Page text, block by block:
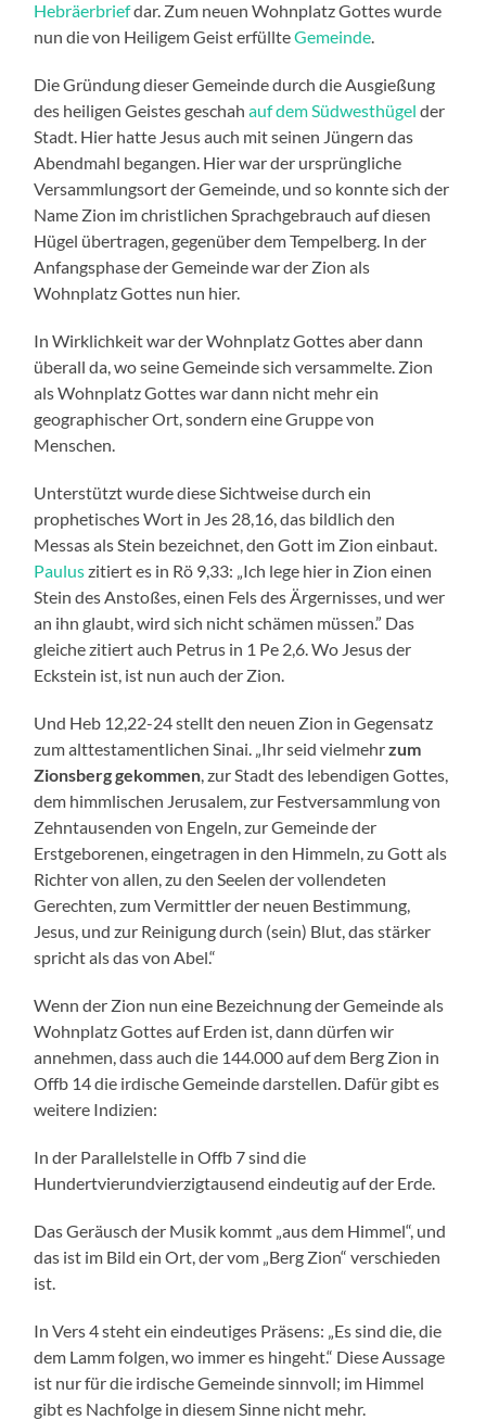
Hebräerbriefdar. Zum neuen Wohnplatz Gottes wurde
nun die von Heiligem Geist erfüllteGemeinde
Die Gründung dieser Gemeinde durch die Ausgießung
des heiligen Geistes geschahauf dem Südwesthügel der
Stadt. Hier hatte Jesus auch mit seinen Jüngern das
Abendmahl begangen. Hier war der ursprüngliche
Versammlungsort der Gemeinde, und so konnte sich der
Name Zion im christlichen Sprachgebrauch auf diesen
Hügel übertragen, gegenüber dem Tempelberg. In der
Anfangsphase der Gemeinde war der Zion als
Wohnplatz Gottes nun hier.
In Wirklichkeit war der Wohnplatz Gottes aber dann
überall da, wo seine Gemeinde sich versammelte. Zion
als Wohnplatz Gottes war dann nicht mehr ein
geographischer Ort, sondern eine Gruppe von
Menschen.
Unterstützt wurde diese Sichtweise durch ein
prophetisches Wort in Jes 28,16, das bildlich den
Messas als Stein bezeichnet, den Gott im Zion einbaut.
Pauluszitiert es in Rö 9,33: „Ich lege hier in Zion einen
Stein des Anstoßes, einen Fels des Ärgernisses, und wer
an ihn glaubt, wird sich nicht schämen müssen.” Das
gleiche zitiert auch Petrus in 1 Pe 2,6. Wo Jesus der
Eckstein ist, ist nun auch der Zion.
Und Heb 12,22-24 stellt den neuen Zion in Gegensatz
zum alttestamentlichen Sinai. „Ihr seid vielmehrzum
Zionsberg gekommen , zur Stadt des lebendigen Gottes,
dem himmlischen Jerusalem, zur Festversammlung von
Zehntausenden von Engeln, zur Gemeinde der
Erstgeborenen, eingetragen in den Himmeln, zu Gott als
Richter von allen, zu den Seelen der vollendeten
Gerechten, zum Vermittler der neuen Bestimmung,
Jesus, und zur Reinigung durch (sein) Blut, das stärker
spricht als das von Abel.“
Wenn der Zion nun eine Bezeichnung der Gemeinde als
Wohnplatz Gottes auf Erden ist, dann dürfen wir
annehmen, dass auch die 144.000 auf dem Berg Zion in
Offb 14 die irdische Gemeinde darstellen. Dafür gibt es
weitere Indizien:
In der Parallelstelle in Offb 7 sind die
Hundertvierundvierzigtausend eindeutig auf der Erde.
Das Geräusch der Musik kommt „aus dem Himmel“, und
das ist im Bild ein Ort, der vom „Berg Zion“ verschieden
ist.
In Vers 4 steht ein eindeutiges Präsens: „Es sind die, die
dem Lamm folgen, wo immer es hingeht.“ Diese Aussage
ist nur für die irdische Gemeinde sinnvoll; im Himmel
gibt es Nachfolge in diesem Sinne nicht mehr.